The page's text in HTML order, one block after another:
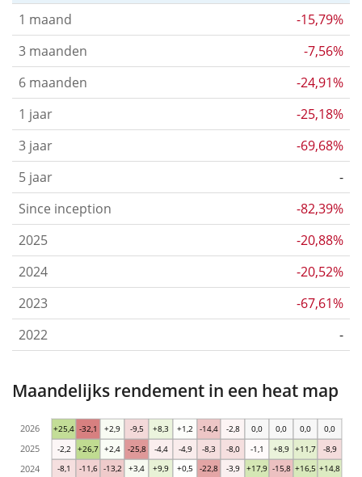
1 maand
-15,79%
3 maanden
-7,56%
6 maanden
-24,91%
1 jaar
-25,18%
3 jaar
-69,68%
5 jaar
-
Since inception
-82,39%
2025
-20,88%
2024
-20,52%
2023
-67,61%
2022
-
Maandelijks rendement in een heat map
-8,1 -11,6 -13,2 +3,4 +9,9 +0,5 -22,8 -3,9 +17,9 -15,8 +16,5 +14,8
-2,2 +26,7 +2,4 -25,8 -4,4 -4,9 -8,3 -8,0 -1,1 +8,9 +11,7 -8,9
+25,4 -32,1 +2,9 -9,5 +8,3 +1,2 -14,4 -2,8 0,0 0,0 0,0 0,0
2024
2025
2026